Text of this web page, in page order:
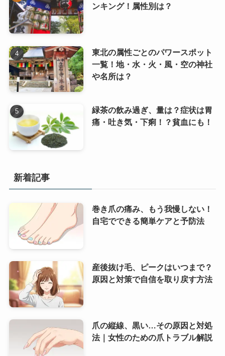
ンキング！属性別は？
東北の属性ごとのパワースポット
一覧！地・水・火・風・空の神社
や名所は？
緑茶の飲み過ぎ、量は？症状は胃
痛・吐き気・下痢！？貧血にも！
新着記事
巻き爪の痛み、もう我慢しない！
自宅でできる簡単ケアと予防法
産後抜け毛、ピークはいつまで？
原因と対策で自信を取り戻す方法
爪の縦線、黒い…その原因と対処
法｜女性のための爪トラブル解説